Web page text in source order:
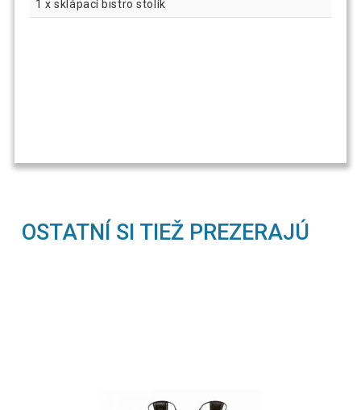
1 x sklápací bistro stolík
OSTATNÍ SI TIEŽ PREZERAJÚ